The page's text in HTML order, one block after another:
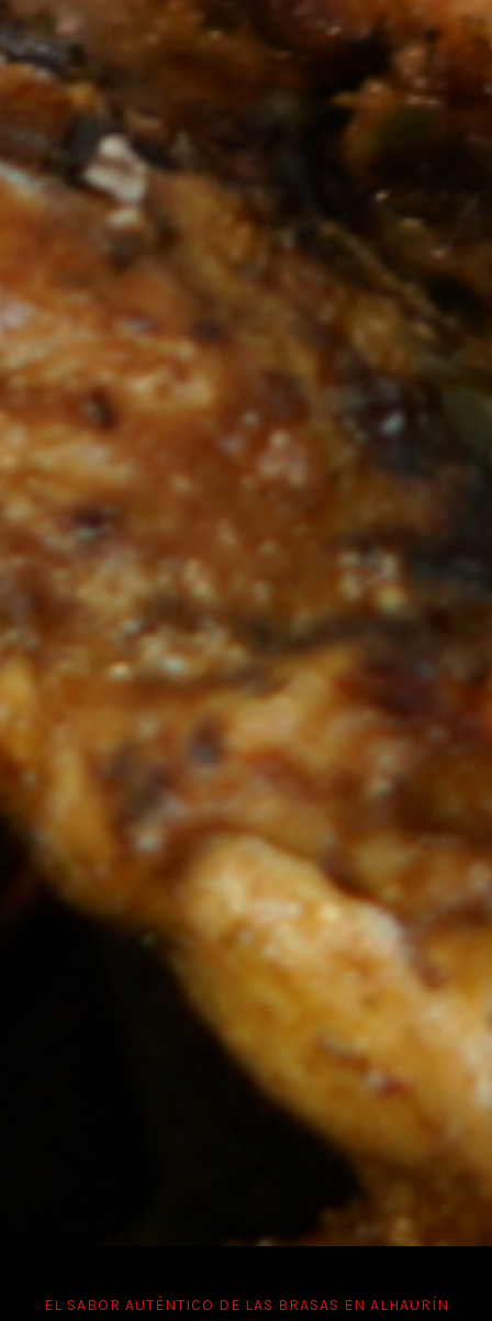
EL SABOR AUTÉNTICO DE LAS BRASAS EN ALHAURÍN